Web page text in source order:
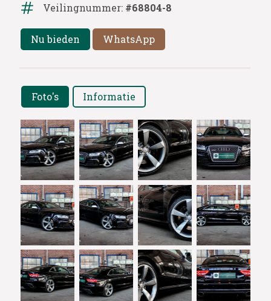
Veilingnummer: #68804-8
Nu bieden WhatsApp
Foto's Informatie